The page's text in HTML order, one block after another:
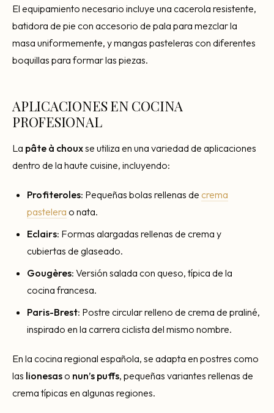
El equipamiento necesario incluye una cacerola resistente,
batidora de pie con accesorio de pala para mezclar la
masa uniformemente, y mangas pasteleras con diferentes
boquillas para formar las piezas.
APLICACIONES EN COCINA
PROFESIONAL
La pâte à chouxse utiliza en una variedad de aplicaciones
dentro de la haute cuisine, incluyendo:
Profiteroles: Pequeñas bolas rellenas de crema
pastelera o nata.
Eclairs: Formas alargadas rellenas de crema y
cubiertas de glaseado.
Gougères: Versión salada con queso, típica de la
cocina francesa.
Paris-Brest: Postre circular relleno de crema de praliné,
inspirado en la carrera ciclista del mismo nombre.
En la cocina regional española, se adapta en postres como
las lionesaso nun’s puffs, pequeñas variantes rellenas de
crema típicas en algunas regiones.